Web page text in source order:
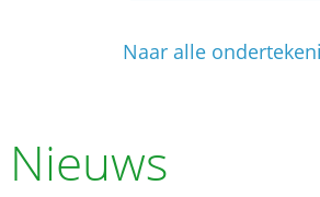
Naar alle
Nieuws